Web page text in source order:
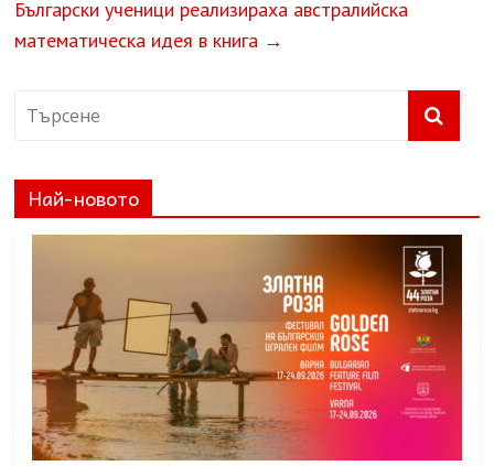
Български ученици реализираха австралийска
математическа идея в книга →
Най-новото